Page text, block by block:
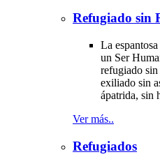
Refugiado sin
La
un Ser
refugiado
exiliado sin
ápatrida, sin
Ver más..
Refugiados